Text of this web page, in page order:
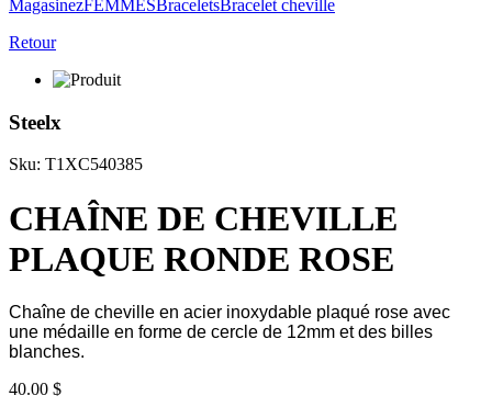
MagasinezFEMMESBraceletsBracelet cheville
Retour
Steelx
Sku: T1XC540385
CHAÎNE DE CHEVILLE
PLAQUE RONDE ROSE
Chaîne de cheville en acier inoxydable plaqué rose avec
une médaille en forme de cercle de 12mm et des billes
blanches.
40.00 $